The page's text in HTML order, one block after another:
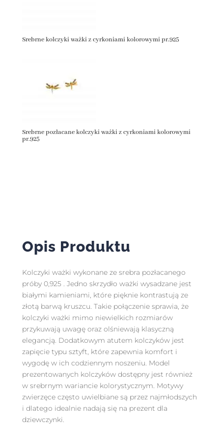
Srebrne kolczyki ważki z cyrkoniami kolorowymi pr.925
Srebrne pozłacane kolczyki ważki z cyrkoniami kolorowymi
pr.925
Opis Produktu
Kolczyki ważki wykonane ze srebra pozłacanego
próby 0,925 . Jedno skrzydło ważki wysadzane jest
białymi kamieniami, które pięknie kontrastują ze
złotą barwą kruszcu. Takie połączenie sprawia, że
kolczyki ważki mimo niewielkich rozmiarów
przykuwają uwagę oraz olśniewają klasyczną
elegancją. Dodatkowym atutem kolczyków jest
zapięcie typu sztyft, które zapewnia komfort i
wygodę w ich codziennym noszeniu. Model
prezentowanych kolczyków dostępny jest również
w srebrnym wariancie kolorystycznym. Motywy
zwierzęce często uwielbiane są przez najmłodszych
i dlatego idealnie nadają się na prezent dla
dziewczynki.